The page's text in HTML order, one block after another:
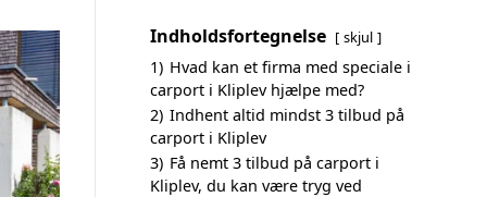
Indholdsfortegnelse skjul
1) Hvad kan et firma med speciale i
carport i Kliplev hjælpe med?
2) Indhent altid mindst 3 tilbud på
carport i Kliplev
3) Få nemt 3 tilbud på carport i
Kliplev, du kan være tryg ved